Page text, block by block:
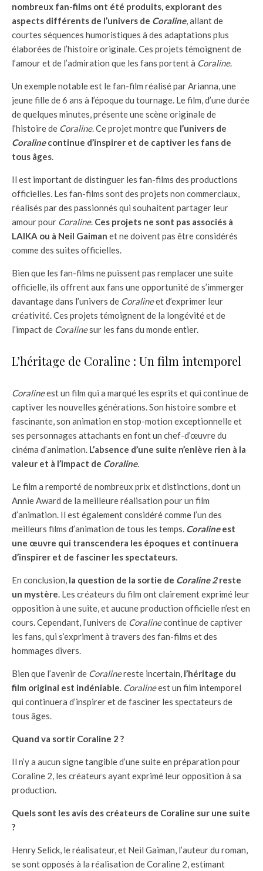
nombreux fan-films ont été produits, explorant des
aspects différents de l’univers de Coraline, allant de
courtes séquences humoristiques à des adaptations plus
élaborées de l’histoire originale. Ces projets témoignent de
l’amour et de l’admiration que les fans portent à Coraline.
Un exemple notable est le fan-film réalisé par Arianna, une
jeune fille de 6 ans à l’époque du tournage. Le film, d’une durée
de quelques minutes, présente une scène originale de
l’histoire de Coraline. Ce projet montre que l’univers de
Coralinecontinue d’inspirer et de captiver les fans de
tous âges.
Il est important de distinguer les fan-films des productions
officielles. Les fan-films sont des projets non commerciaux,
réalisés par des passionnés qui souhaitent partager leur
amour pour Coraline. Ces projets ne sont pas associés à
LAIKA ou à Neil Gaiman et ne doivent pas être considérés
comme des suites officielles.
Bien que les fan-films ne puissent pas remplacer une suite
officielle, ils offrent aux fans une opportunité de s’immerger
davantage dans l’univers de Coralineet d’exprimer leur
créativité. Ces projets témoignent de la longévité et de
l’impact de Coralinesur les fans du monde entier.
L’héritage de Coraline : Un film intemporel
Coralineest un film qui a marqué les esprits et qui continue de
captiver les nouvelles générations. Son histoire sombre et
fascinante, son animation en stop-motion exceptionnelle et
ses personnages attachants en font un chef-d’œuvre du
cinéma d’animation. L’absence d’une suite n’enlève rien à la
valeur et à l’impact de Coraline.
Le film a remporté de nombreux prix et distinctions, dont un
Annie Award de la meilleure réalisation pour un film
d’animation. Il est également considéré comme l’un des
meilleurs films d’animation de tous les temps. Coralineest
une œuvre qui transcendera les époques et continuera
d’inspirer et de fasciner les spectateurs.
En conclusion, la question de la sortie de Coraline 2reste
un mystère. Les créateurs du film ont clairement exprimé leur
opposition à une suite, et aucune production officielle n’est en
cours. Cependant, l’univers de Coralinecontinue de captiver
les fans, qui s’expriment à travers des fan-films et des
hommages divers.
Bien que l’avenir de Coralinereste incertain, l’héritage du
film original est indéniable. Coralineest un film intemporel
qui continuera d’inspirer et de fasciner les spectateurs de
tous âges.
Quand va sortir Coraline 2 ?
Il n’y a aucun signe tangible d’une suite en préparation pour
Coraline 2, les créateurs ayant exprimé leur opposition à sa
production.
Quels sont les avis des créateurs de Coraline sur une suite
?
Henry Selick, le réalisateur, et Neil Gaiman, l’auteur du roman,
se sont opposés à la réalisation de Coraline 2, estimant